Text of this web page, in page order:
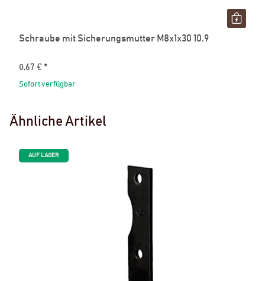
Schraube mit Sicherungsmutter M8x1x30 10.9
0,67 € *
Sofort verfügbar
Ähnliche Artikel
AUF LAGER